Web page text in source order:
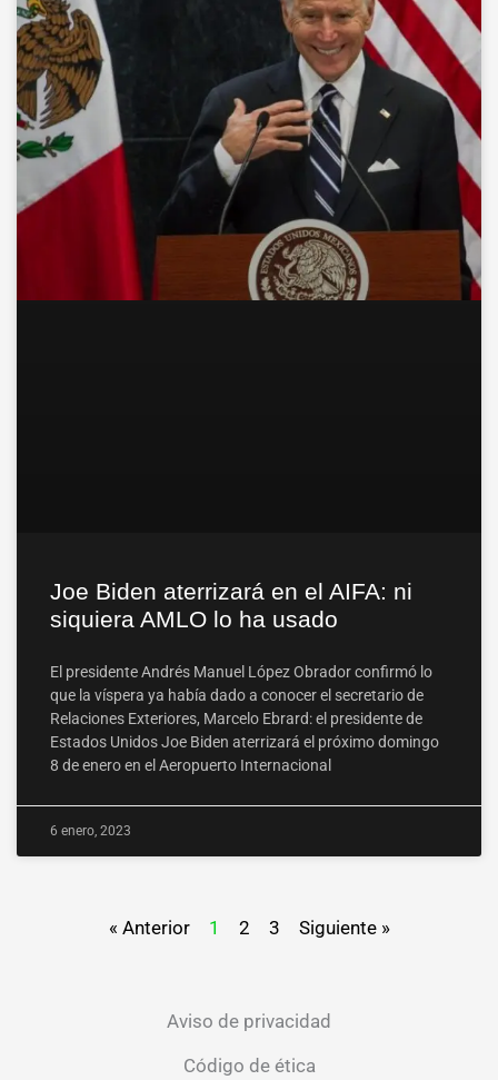
Joe Biden aterrizará en el AIFA: ni
siquiera AMLO lo ha usado
El presidente Andrés Manuel López Obrador confirmó lo
que la víspera ya había dado a conocer el secretario de
Relaciones Exteriores, Marcelo Ebrard: el presidente de
Estados Unidos Joe Biden aterrizará el próximo domingo
8 de enero en el Aeropuerto Internacional
6 enero, 2023
« Anterior 1 2 3 Siguiente »
Aviso de privacidad
Código de ética